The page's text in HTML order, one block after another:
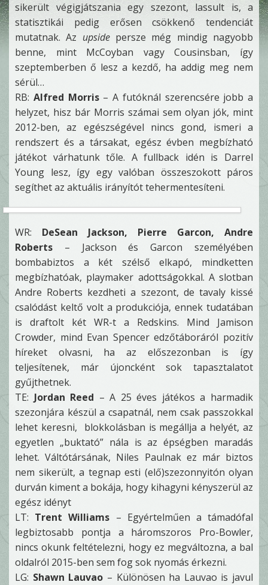
sikerült végigjátszania egy szezont, lassult is, a
statisztikái pedig erősen csökkenő tendenciát
mutatnak. Az upsidepersze még mindig nagyobb
benne, mint McCoyban vagy Cousinsban, így
szeptemberben ő lesz a kezdő, ha addig meg nem
sérül…
RB: Alfred Morris– A futóknál szerencsére jobb a
helyzet, hisz bár Morris számai sem olyan jók, mint
2012-ben, az egészségével nincs gond, ismeri a
rendszert és a társakat, egész évben megbízható
játékot várhatunk tőle. A fullback idén is Darrel
Young lesz, így egy valóban összeszokott páros
segíthet az aktuális irányítót tehermentesíteni.
WR: DeSean Jackson, Pierre Garcon, Andre
Roberts – Jackson és Garcon személyében
bombabiztos a két szélső elkapó, mindketten
megbízhatóak, playmaker adottságokkal. A slotban
Andre Roberts kezdheti a szezont, de tavaly kissé
csalódást keltő volt a produkciója, ennek tudatában
is draftolt két WR-t a Redskins. Mind Jamison
Crowder, mind Evan Spencer edzőtáboráról pozitív
híreket olvasni, ha az előszezonban is így
teljesítenek, már újoncként sok tapasztalatot
gyűjthetnek.
TE: Jordan Reed – A 25 éves játékos a harmadik
szezonjára készül a csapatnál, nem csak passzokkal
lehet keresni, blokkolásban is megállja a helyét, az
egyetlen „buktató” nála is az épségben maradás
lehet. Váltótársának, Niles Paulnak ez már biztos
nem sikerült, a tegnap esti (elő)szezonnyitón olyan
durván kiment a bokája, hogy kihagyni kényszerül az
egész idényt
LT: Trent Williams – Egyértelműen a támadófal
legbiztosabb pontja a háromszoros Pro-Bowler,
nincs okunk feltételezni, hogy ez megváltozna, a bal
oldalról 2015-ben sem fog sok nyomás érkezni.
LG: Shawn Lauvao – Különösen ha Lauvao is javul